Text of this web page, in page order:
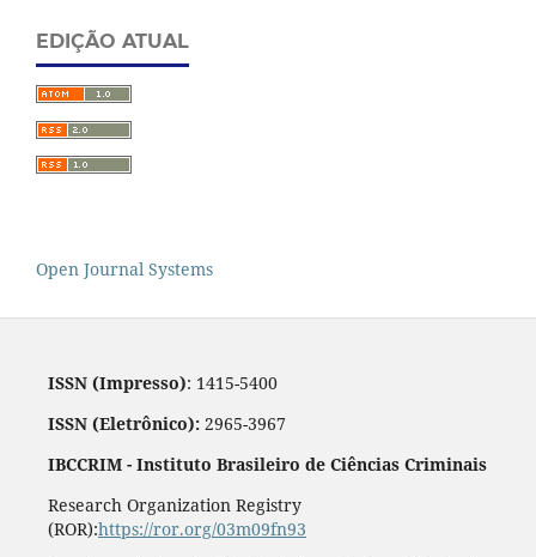
EDIÇÃO ATUAL
Open Journal Systems
ISSN (Impresso): 1415-5400
ISSN (Eletrônico): 2965-3967
IBCCRIM - Instituto Brasileiro de Ciências Criminais
Research Organization Registry
(ROR):https://ror.org/03m09fn93